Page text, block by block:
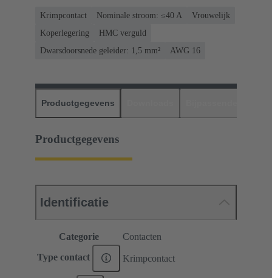
Krimpcontact Nominale stroom: ≤40 A
Vrouwelijk
Koperlegering
HMC verguld
Dwarsdoorsnede geleider: 1,5 mm²
AWG 16
Productgegevens
Productgegevens
Identificatie
Categorie Contacten
Type contact Krimpcontact